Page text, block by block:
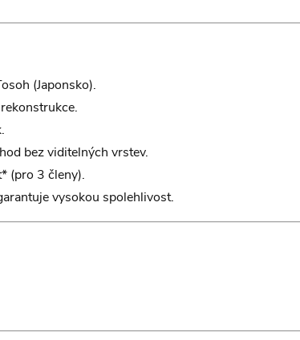
(Japonsko).
bez viditelných vrstev.
(pro 3 členy).
vysokou spolehlivost.